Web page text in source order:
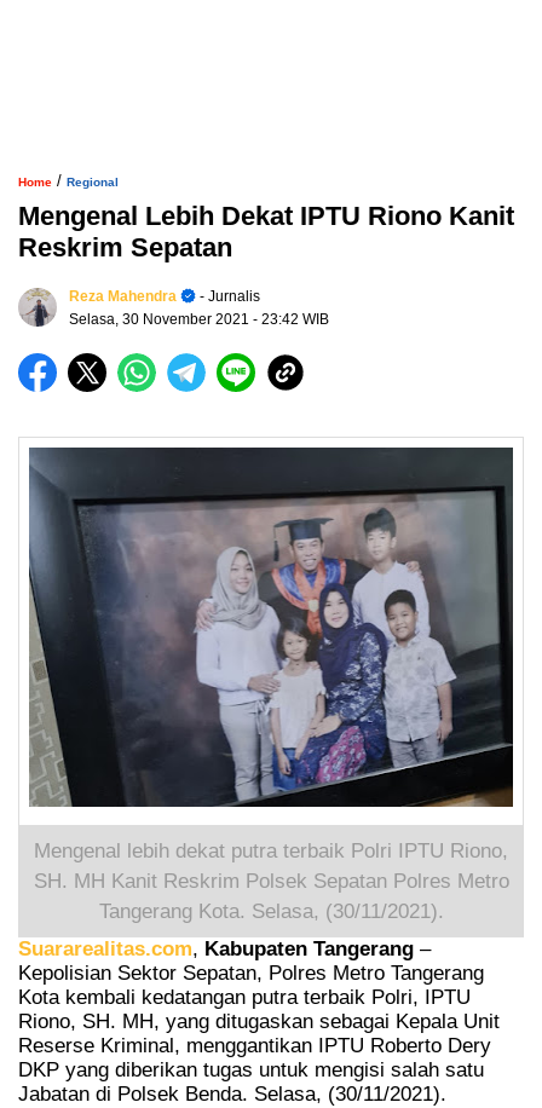
Home / Regional
Mengenal Lebih Dekat IPTU Riono Kanit
Reskrim Sepatan
Reza Mahendra
- Jurnalis
Selasa, 30 November 2021 - 23:42 WIB
Mengenal lebih dekat putra terbaik Polri IPTU Riono,
SH. MH Kanit Reskrim Polsek Sepatan Polres Metro
Tangerang Kota. Selasa, (30/11/2021).
Suararealitas.com, Kabupaten Tangerang –
Kepolisian Sektor Sepatan, Polres Metro Tangerang
Kota kembali kedatangan putra terbaik Polri, IPTU
Riono, SH. MH, yang ditugaskan sebagai Kepala Unit
Reserse Kriminal, menggantikan IPTU Roberto Dery
DKP yang diberikan tugas untuk mengisi salah satu
Jabatan di Polsek Benda. Selasa, (30/11/2021).